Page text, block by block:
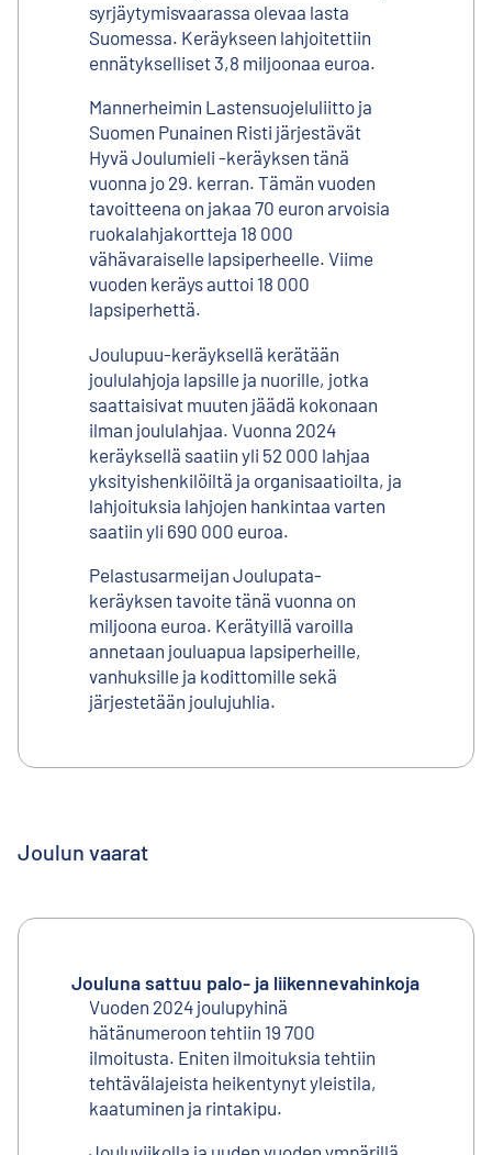
syrjäytymisvaarassa olevaa lasta
Suomessa. Keräykseen lahjoitettiin
ennätykselliset 3,8 miljoonaa euroa.
Mannerheimin Lastensuojeluliitto ja
Suomen Punainen Risti järjestävät
Hyvä Joulumieli -keräyksen tänä
vuonna jo 29. kerran. Tämän vuoden
tavoitteena on jakaa 70 euron arvoisia
ruokalahjakortteja 18 000
vähävaraiselle lapsiperheelle. Viime
vuoden keräys auttoi 18 000
lapsiperhettä.
Joulupuu-keräyksellä kerätään
joululahjoja lapsille ja nuorille, jotka
saattaisivat muuten jäädä kokonaan
ilman joululahjaa. Vuonna 2024
keräyksellä saatiin yli 52 000 lahjaa
yksityishenkilöiltä ja organisaatioilta, ja
lahjoituksia lahjojen hankintaa varten
saatiin yli 690 000 euroa.
Pelastusarmeijan Joulupata-
keräyksen tavoite tänä vuonna on
miljoona euroa. Kerätyillä varoilla
annetaan jouluapua lapsiperheille,
vanhuksille ja kodittomille sekä
järjestetään joulujuhlia.
Joulun vaarat
Jouluna sattuu palo- ja liikennevahinkoja
Vuoden 2024 joulupyhinä
hätänumeroon tehtiin 19 700
ilmoitusta. Eniten ilmoituksia tehtiin
tehtävälajeista heikentynyt yleistila,
kaatuminen ja rintakipu.